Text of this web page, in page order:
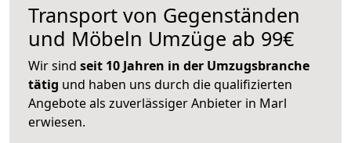
Transport von Gegenständen
und Möbeln Umzüge ab 99€
Wir sind seit 10 Jahren in der Umzugsbranche
tätig und haben uns durch die qualifizierten
Angebote als zuverlässiger Anbieter in Marl
erwiesen.